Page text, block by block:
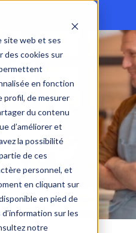
site web et ses
des cookies sur
en fonction
profil, de mesurer
du contenu
d’améliorer et
la possibilité
de ces
personnel, et
en cliquant sur
en pied de
sur les
notre